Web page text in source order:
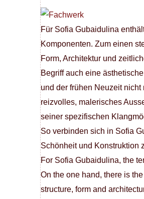
Für Sofia Gubaidulina
Komponenten. Zum einen
Form, Architektur und
Begriff auch eine
und der frühen Neuzeit
reizvolles, malerisches
seiner spezifischen
So verbinden sich in Sofia
Schönheit und Konstruktion
For Sofia Gubaidulina, the
On the one hand, there is
structure, form and